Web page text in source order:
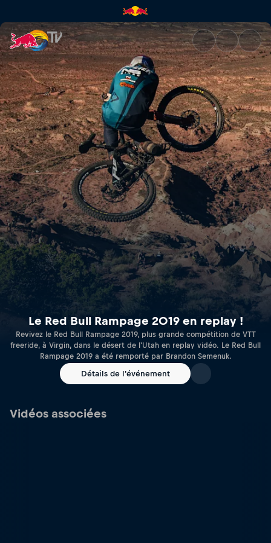
Le Red Bull Rampage 2019
Le Red Bull Rampage 2019 en replay !
Revivez le Red Bull Rampage 2019, plus grande compétition de VTT
freeride, à Virgin, dans le désert de l'Utah en replay vidéo. Le Red Bull
Rampage 2019 a été remporté par Brandon Semenuk.
Détails de l'événement
Vidéos associées